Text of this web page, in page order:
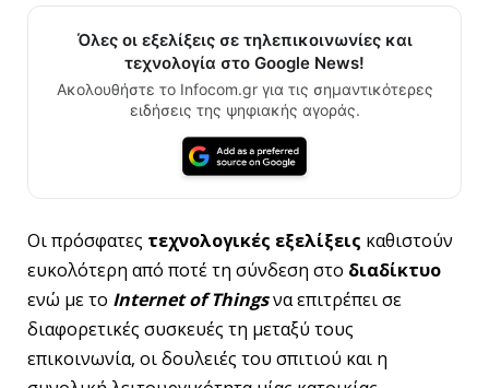
Όλες οι εξελίξεις σε τηλεπικοινωνίες και
τεχνολογία στο Google News!
Ακολουθήστε το Infocom.gr για τις σημαντικότερες
ειδήσεις της ψηφιακής αγοράς.
Οι πρόσφατες τεχνολογικές εξελίξεις καθιστούν
ευκολότερη από ποτέ τη σύνδεση στο διαδίκτυο
ενώ με το Internet of Thingsνα επιτρέπει σε
διαφορετικές συσκευές τη μεταξύ τους
επικοινωνία, οι δουλειές του σπιτιού και η